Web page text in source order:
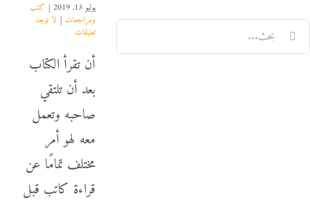
البحث
عن:
يوليو 13, 2019 | كتب
ومراجعات | لا توجد
تعليقات
أن تقرأ الكتاب
بعد أن تلتقي
صاحبه وتعمل
معه لهو أمر
مختلف تمامًا عن
قراءة كاتب قبل